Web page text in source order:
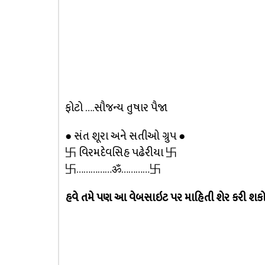
ફોટો ….સૌજન્ય તુષાર પૈજા
● સંત શૂરા અને સતીઓ ગ્રુપ ●
卐 વિરમદેવસિહ પઢેરીયા 卐
卐……………ॐ…………卐
હવે તમે પણ આ વેબસાઇટ પર માહિતી શેર કરી